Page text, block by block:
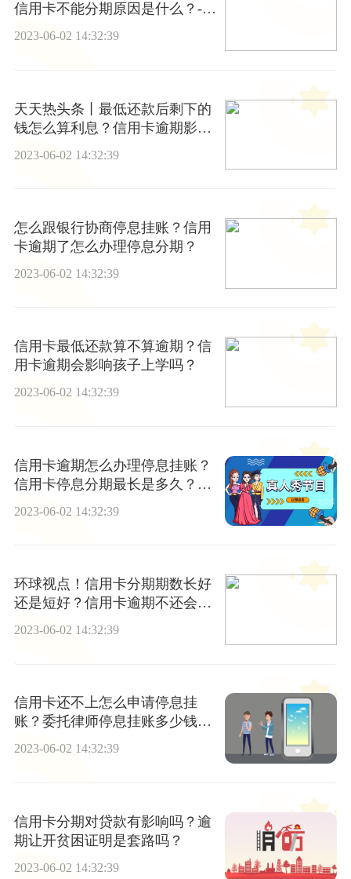
信用卡不能分期原因是什么？-精
彩看点
2023-06-02 14:32:39
天天热头条丨最低还款后剩下的
钱怎么算利息？信用卡逾期影响
2023-06-02 14:32:39
怎么跟银行协商停息挂账？信用
卡逾期了怎么办理停息分期？
2023-06-02 14:32:39
信用卡最低还款算不算逾期？信
用卡逾期会影响孩子上学吗？
2023-06-02 14:32:39
信用卡逾期怎么办理停息挂账？
信用卡停息分期最长是多久？_
2023-06-02 14:32:39
环球视点！信用卡分期期数长好
还是短好？信用卡逾期不还会有
什么后果？
2023-06-02 14:32:39
信用卡还不上怎么申请停息挂
账？委托律师停息挂账多少钱？
_每日简讯
2023-06-02 14:32:39
信用卡分期对贷款有影响吗？逾
期让开贫困证明是套路吗？
2023-06-02 14:32:39